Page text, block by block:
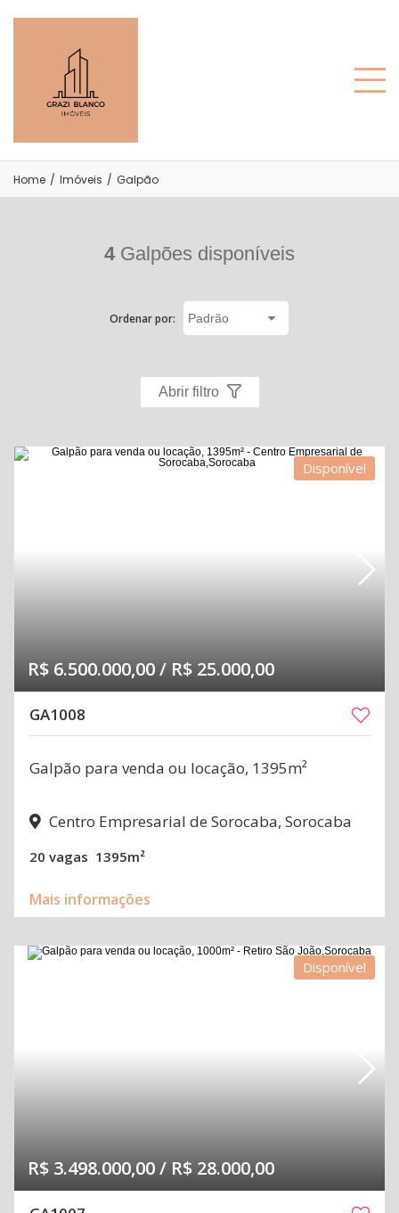
Home / Imóveis / Galpão
4 Galpões disponíveis
Ordenar por:
Abrir filtro
Disponível
R$ 6.500.000,00 / R$ 25.000,00
GA1008
Galpão para venda ou locação, 1395m²
Centro Empresarial de Sorocaba, Sorocaba
20 vagas 1395m²
Mais informações
Disponível
R$ 3.498.000,00 / R$ 28.000,00